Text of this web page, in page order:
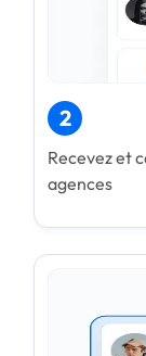
2
Recevez et
agences